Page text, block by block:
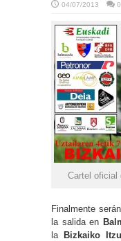
04/07/2013
0
Cartel oficial
Finalmente
la salida en
la Bizkaiko